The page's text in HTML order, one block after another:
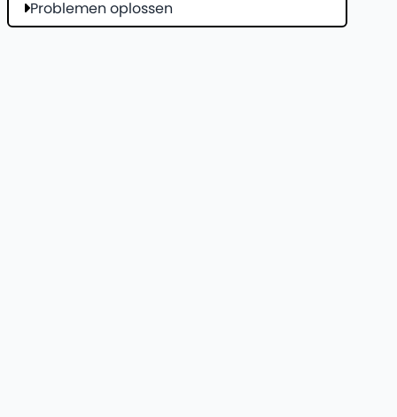
Problemen oplossen